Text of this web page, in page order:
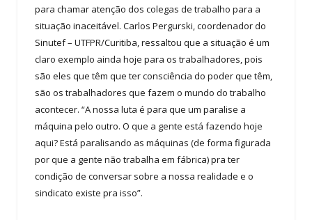
para chamar atenção dos colegas de trabalho para a
situação inaceitável. Carlos Pergurski, coordenador do
Sinutef – UTFPR/Curitiba, ressaltou que a situação é um
claro exemplo ainda hoje para os trabalhadores, pois
são eles que têm que ter consciência do poder que têm,
são os trabalhadores que fazem o mundo do trabalho
acontecer. “A nossa luta é para que um paralise a
máquina pelo outro. O que a gente está fazendo hoje
aqui? Está paralisando as máquinas (de forma figurada
por que a gente não trabalha em fábrica) pra ter
condição de conversar sobre a nossa realidade e o
sindicato existe pra isso”.